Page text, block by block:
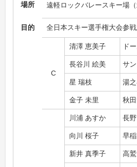
場所 遠軽ロックバレースキー場（
目的 全日本スキー選手権大会参
C
清澤 恵美子 ド
長谷川 絵美 サ
星 瑞枝 湯
金子 未里 秋
川浦 あすか 長
向川 桜子 早
新井 真季子 高